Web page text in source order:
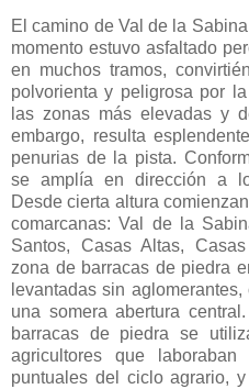
El camino de Val de la
momento estuvo asfaltado
en muchos tramos,
polvorienta y peligrosa por
las zonas más elevadas y
embargo, resulta
penurias de la pista.
se amplía en dirección a
Desde cierta altura
comarcanas: Val de la
Santos, Casas Altas,
zona de barracas de piedra
levantadas sin
una somera abertura
barracas de piedra se
agricultores que
puntuales del ciclo agrario,